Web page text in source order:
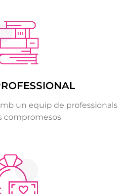
un equip de professionals
compromesos